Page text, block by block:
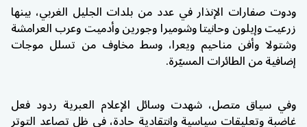
ودوت صفارات الإنذار في عدد من بلدات الجليل الغربي، بينها
زرعيت وإيلون وحانيتا وشوميرا وجورين وأدميت وعرب العرامشة
وشتولا وأفن مناحيم ويعرا، وسط مخاوف من تسلل موجات
إضافية من الطائرات المسيّرة.
وفي سياق متصل، شهدت وسائل الإعلام العبرية ردود فعل
غاضبة وتعليقات سياسية وانتقادية حادة، في ظل تصاعد التوتر